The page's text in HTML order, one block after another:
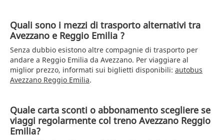
Quali sono i mezzi di trasporto alternativi tra
Avezzano e Reggio Emilia ?
Senza dubbio esistono altre compagnie di trasporto per
andare a Reggio Emilia da Avezzano. Per viaggiare al
miglior prezzo, informati sui biglietti disponibili: autobus
Avezzano Reggio Emilia.
Quale carta sconti o abbonamento scegliere se
viaggi regolarmente col treno Avezzano Reggio
Emilia?